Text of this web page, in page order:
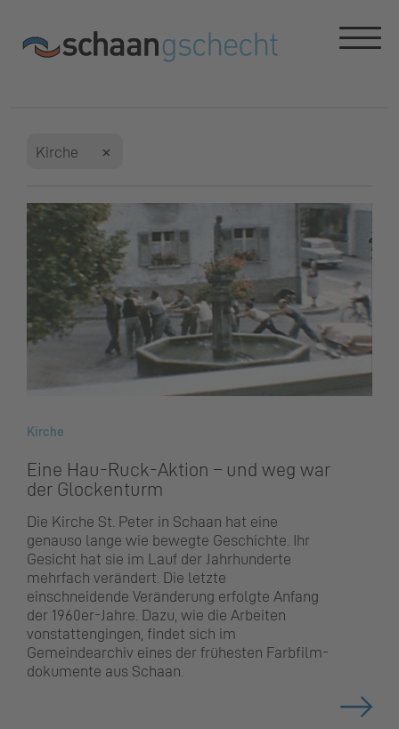
Kirche
Kirche
Eine Hau-Ruck-Aktion – und weg war
der Glockenturm
Die Kirche St. Peter in Schaan hat eine
genauso lange wie bewegte Geschichte. Ihr
Gesicht hat sie im Lauf der Jahrhunderte
mehrfach verändert. Die letzte
einschneidende Veränderung erfolgte Anfang
der 1960er-Jahre. Dazu, wie die Arbeiten
vonstattengingen, findet sich im
Gemeindearchiv eines der frühesten Farbfilm­
dokumente aus Schaan.